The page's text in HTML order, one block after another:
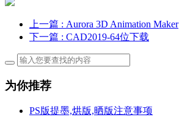
上一篇 : Aurora 3D Animation Maker
下一篇 : CAD2019-64位下载
为你推荐
PS版提墨,烘版,晒版注意事项